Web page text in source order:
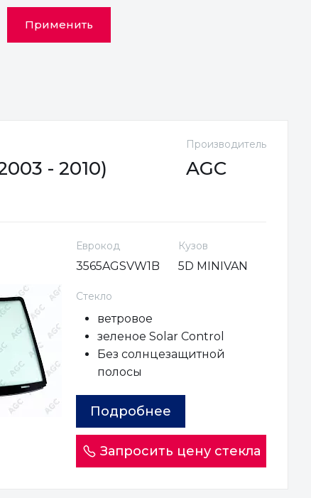
Применить
- 2010)
Производитель
AGC
Еврокод
3565AGSVW1B
Кузов
5D MINIVAN
Стекло
ветровое
зеленое Solar Control
Без солнцезащитной
полосы
Подробнее
Запросить цену стекла